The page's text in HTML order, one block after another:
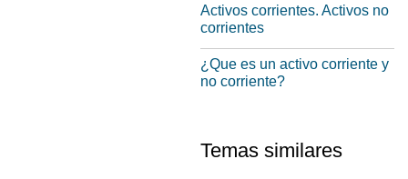
Activos corrientes. Activos no
corrientes
¿Que es un activo corriente y
no corriente?
Temas similares